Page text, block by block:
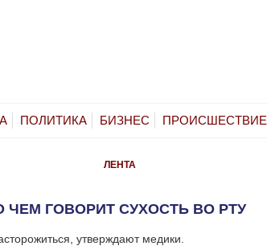
ПОЛИТИКА БИЗНЕС ПРОИСШЕСТВИЕ
ЛЕНТА
ЧЕМ ГОВОРИТ СУХОСТЬ ВО РТУ
утверждают медики.